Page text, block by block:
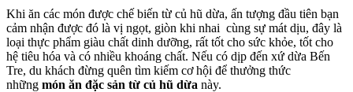
Khi ăn các món được chế biến từ củ hũ dừa, ấn tượng đầu tiên bạn
cảm nhận được đó là vị ngọt, giòn khi nhai cùng sự mát dịu, đây là
loại thực phẩm giàu chất dinh dưỡng, rất tốt cho sức khỏe, tốt cho
hệ tiêu hóa và có nhiều khoáng chất. Nếu có dịp đến xứ dừa Bến
Tre, du khách đừng quên tìm kiếm cơ hội để thưởng thức
những món ăn đặc sản từ củ hũ dừa này.